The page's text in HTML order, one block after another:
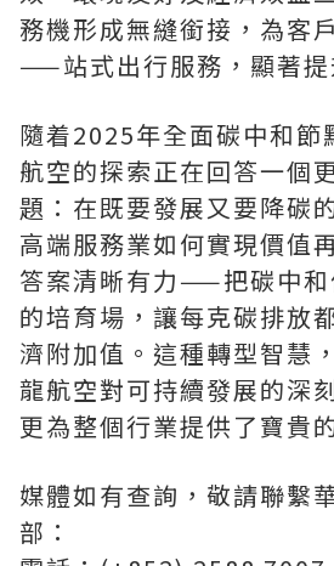
務機形成無縫銜接，為客
——站式出行服務，顯著提
隨着2025年全面碳中和節
航空的探索正在回答一個
題：在既要發展又要降碳
高端服務業如何實現價值
答案清晰有力——把碳中和
的培育場，讓每克碳排放
濟附加值。這種轉型智慧
龍航空對可持續發展的深
更為整個行業提供了寶貴
媒體如有查詢，敬請聯繫
部：